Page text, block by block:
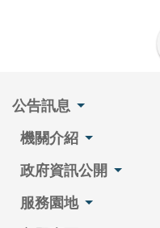
公告訊息
機關介紹
政府資訊公開
服務園地